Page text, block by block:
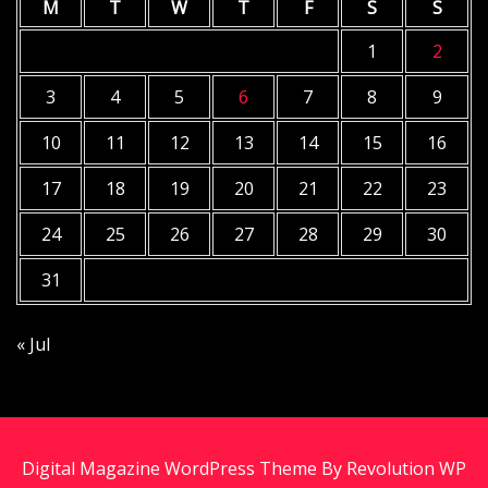
M T W T F S
S
1
2
3
4 5 6 7 8
9
10
11 12 13 14 15
16
17
18 19 20 21 22
23
24
25 26 27 28 29
30
31
« Jul
Digital Magazine WordPress Theme By Revolution WP